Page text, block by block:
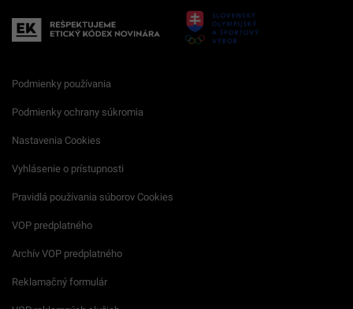
Podmienky používania
Podmienky ochrany súkromia
Nastavenia Cookies
Vyhlásenie o prístupnosti
Pravidlá používania súborov Cookies
VOP predplatného
Archív VOP predplatného
Reklamačný formulár